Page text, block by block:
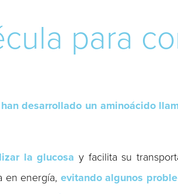
para
han desarrollado un aminoácido
la glucosa y facilita su
en energía, evitando algunos